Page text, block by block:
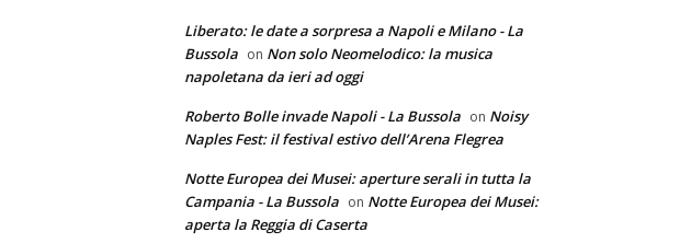
Liberato: le date a sorpresa a Napoli e Milano - La
Bussola on Non solo Neomelodico: la musica
napoletana da ieri ad oggi
Roberto Bolle invade Napoli - La Bussola on Noisy
Naples Fest: il festival estivo dell’Arena Flegrea
Notte Europea dei Musei: aperture serali in tutta la
Campania - La Bussola on Notte Europea dei Musei:
aperta la Reggia di Caserta